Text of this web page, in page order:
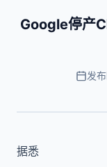
Google停产
发
据悉